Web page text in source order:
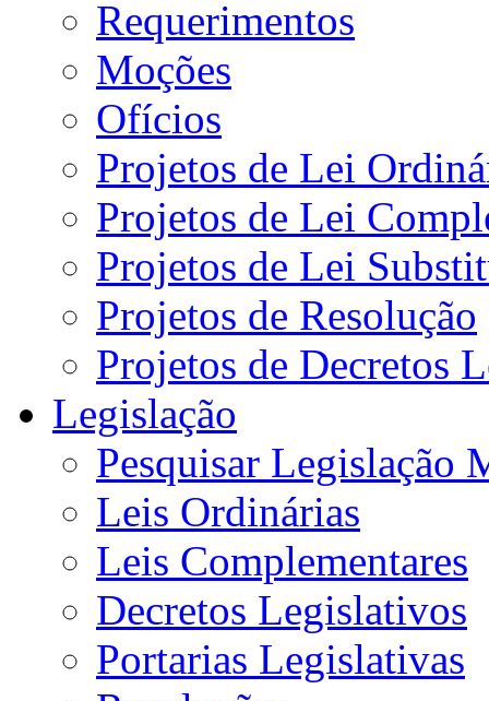
Requerimentos
Moções
Ofícios
Projetos de Lei
Projetos de Lei
Projetos de Lei
Projetos de Resolução
Projetos de Decretos
Legislação
Pesquisar Legislação
Leis Ordinárias
Leis Complementares
Decretos Legislativos
Portarias Legislativas